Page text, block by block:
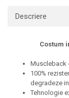
Descriere
Costum
Muscleback
100%
degradeze
Tehnologie